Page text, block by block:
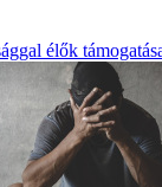
élők